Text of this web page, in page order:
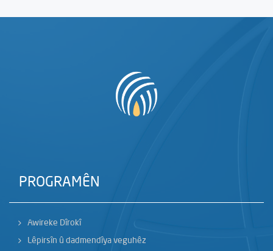
PROGRAMÊN
Awireke Dîrokî
Lêpirsîn û dadmendîya veguhêz